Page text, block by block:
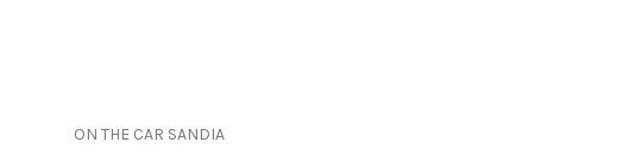
ON THE CAR SANDIA